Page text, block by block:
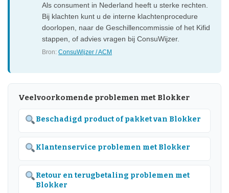
Als consument in Nederland heeft u sterke rechten.
Bij klachten kunt u de interne klachtenprocedure
doorlopen, naar de Geschillencommissie of het Kifid
stappen, of advies vragen bij ConsuWijzer.
Bron:ConsuWijzer / ACM
Veelvoorkomende problemen met Blokker
Beschadigd product of pakket van Blokker
Klantenservice problemen met Blokker
Retour en terugbetaling problemen met
Blokker